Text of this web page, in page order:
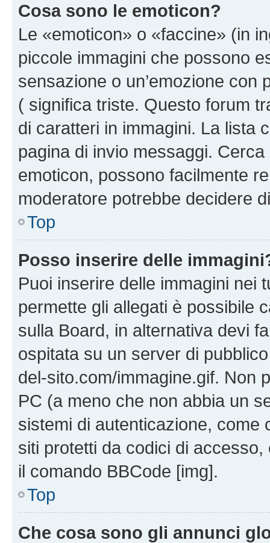
Cosa sono le emoticon?
Le «emoticon» o «faccine» (in
piccole immagini che possono
sensazione o un’emozione
( significa triste. Questo forum
di caratteri in immagini. La lista
pagina di invio messaggi.
emoticon, possono facilmente
moderatore potrebbe decidere
Top
Posso inserire delle
Puoi inserire delle immagini nei
permette gli allegati è possibile
sulla Board, in alternativa devi
ospitata su un server di
del-sito.com/immagine.gif. Non
PC (a meno che non abbia un
sistemi di autenticazione, come
siti protetti da codici di
il comando BBCode [img].
Top
Che cosa sono gli annunci